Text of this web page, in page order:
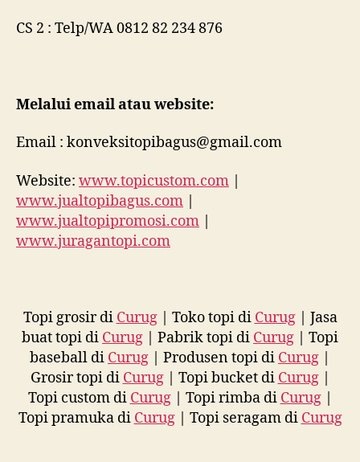
CS 2 : Telp/WA 0812 82 234 876
Melalui email atau website:
Email : konveksitopibagus@gmail.com
Website: www.topicustom.com |
www.jualtopibagus.com |
www.jualtopipromosi.com |
www.juragantopi.com
Topi grosir di Curug| Toko topi di Curug| Jasa
buat topi di Curug | Pabrik topi di Curug | Topi
baseball di Curug | Produsen topi di Curug |
Grosir topi di Curug| Topi bucket di Curug|
Topi custom di Curug| Topi rimba di Curug|
Topi pramuka di Curug| Topi seragam di Curug